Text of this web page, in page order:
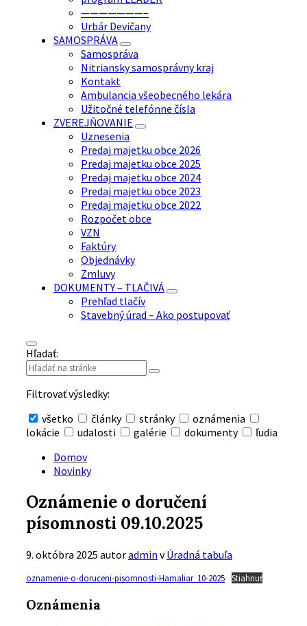
———————–
Urbár Devičany
SAMOSPRÁVA
Samospráva
Nitriansky samosprávny kraj
Kontakt
Ambulancia všeobecného lekára
Užitočné telefónne čísla
ZVEREJŇOVANIE
Uznesenia
Predaj majetku obce 2026
Predaj majetku obce 2025
Predaj majetku obce 2024
Predaj majetku obce 2023
Predaj majetku obce 2022
Rozpočet obce
VZN
Faktúry
Objednávky
Zmluvy
DOKUMENTY – TLAČIVÁ
Prehľad tlačív
Stavebný úrad – Ako postupovať
Hľadať:
Filtrovať výsledky:
všetko
články stránky
oznámenia
lokácie
udalosti galérie dokumenty ľudia
vyhľadávanie
Domov
Novinky
Oznámenie o doručení
písomnosti 09.10.2025
9. októbra 2025 autoradmin vÚradná tabuľa
oznamenie-o-doruceni-pisomnosti-Hamaliar_10-2025 Stiahnuť
Oznámenia